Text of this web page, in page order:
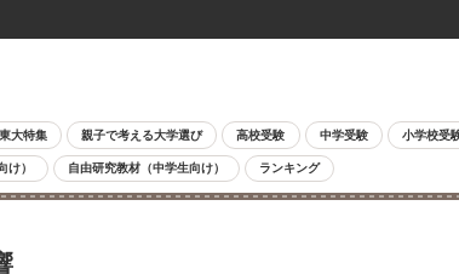
大特集 親子で考える大学選び 高校受験 中学受験 小学校受
け） 自由研究教材（中学生向け） ランキング